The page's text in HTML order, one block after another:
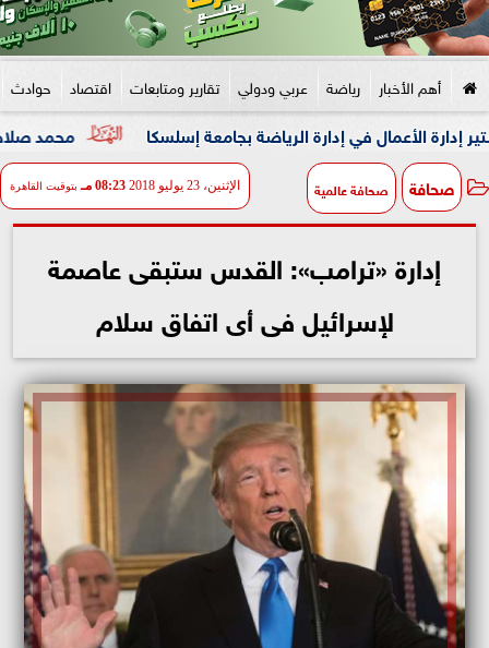
أهم الأخبار رياضة عربي ودولي تقارير ومتابعات اقتصاد حوادث
محمد صلاح: لم أتوقع في إدارة الرياضة بجامعة إسلسكا
صحافة صحافة عالمية الإثنين، 23 يوليو 2018 08:23 مـ بتوقيت القاهرة
إدارة «ترامب»: القدس ستبقى عاصمة
لإسرائيل فى أى اتفاق سلام